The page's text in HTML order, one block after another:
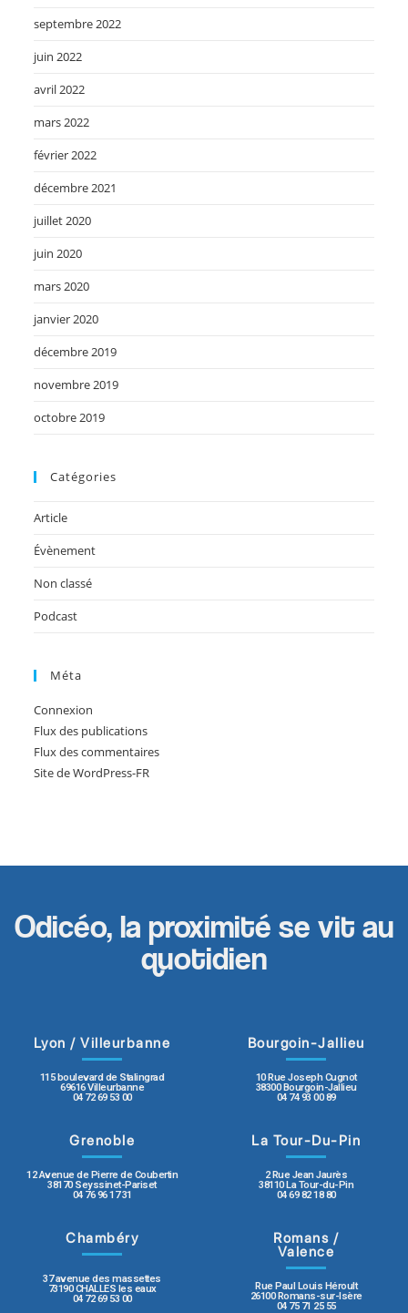
septembre 2022
juin 2022
avril 2022
mars 2022
février 2022
décembre 2021
juillet 2020
juin 2020
mars 2020
janvier 2020
décembre 2019
novembre 2019
octobre 2019
Catégories
Article
Évènement
Non classé
Podcast
Méta
Connexion
Flux des publications
Flux des commentaires
Site de WordPress-FR
Odicéo, la proximité se vit au
quotidien
Lyon / Villeurbanne
115 boulevard de Stalingrad
69616 Villeurbanne
04 72 69 53 00
Bourgoin-Jallieu
10 Rue Joseph Cugnot
38300 Bourgoin-Jallieu
04 74 93 00 89
Grenoble
12 Avenue de Pierre de Coubertin
38170 Seyssinet-Pariset
04 76 96 17 31
La Tour-Du-Pin
2 Rue Jean Jaurès
38110 La Tour-du-Pin
04 69 82 18 80
Chambéry
37 avenue des massettes
73190 CHALLES les eaux
04 72 69 53 00
Romans /
Valence
Rue Paul Louis Héroult
26100 Romans-sur-Isère
04 75 71 25 55